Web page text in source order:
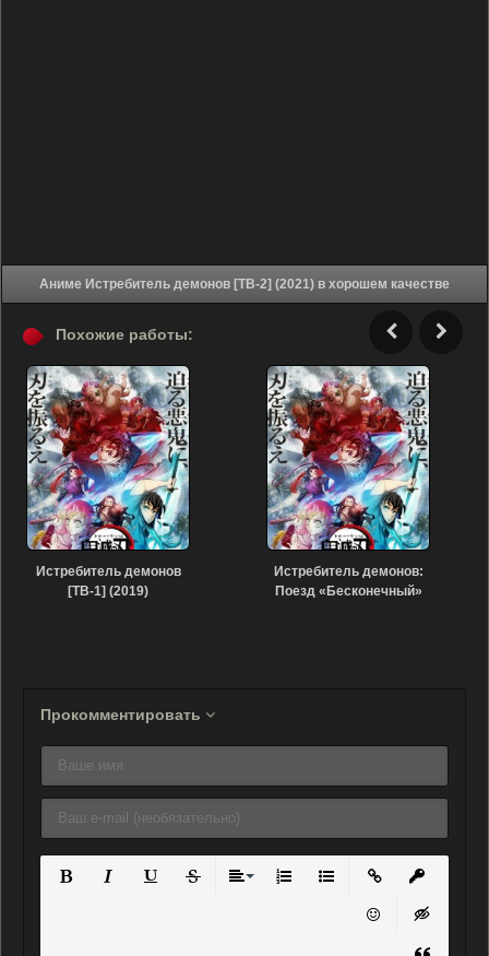
Аниме Истребитель демонов [ТВ-2] (2021) в хорошем качестве
Похожие работы:
Истребитель демонов
[ТВ-1] (2019)
Истребитель демонов:
Поезд «Бесконечный»
Прокомментировать
Нумерованный список
Маркированный
Вставить ссылку
Вставить